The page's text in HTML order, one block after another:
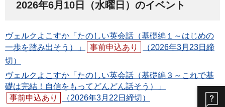
2026年6月10日（水曜日）のイベント
ヴェルクよこすか「たのしい英会話（基礎編１～はじめの
一歩を踏み出そう）」
事前申込あり
（2026年3月23日締
切）
ヴェルクよこすか「たのしい英会話（基礎編３～これで基
礎は完結！自信をもってどんどん話そう）」
事前申込あり
（2026年3月22日締切）